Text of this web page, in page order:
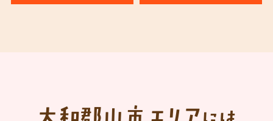
大和郡山市 エリア には